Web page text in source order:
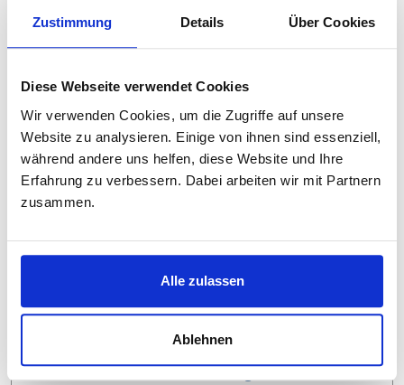
Zustimmung Details Über Cookies
Diese Webseite verwendet Cookies
Wir verwenden Cookies, um die Zugriffe auf unsere
Website zu analysieren. Einige von ihnen sind essenziell,
während andere uns helfen, diese Website und Ihre
Erfahrung zu verbessern. Dabei arbeiten wir mit Partnern
zusammen.
Alle zulassen
Ablehnen
Darüber hinaus können wir den Autorinnen und
Autoren eine bescheidene finanzielle Entlohnung
anbieten. Einige Forschungsmethoden haben wir
Materialien für die Lehre. Vielleicht haben Sie aber auch
andere Ideen, um dieses Angebot zur qualitativen
Forschung weiterzuentwickeln? Dann zögern Sie nicht,
mich als Projektkoordinator zu kontaktieren.
Übersicht Qualitative Forschung / Petra